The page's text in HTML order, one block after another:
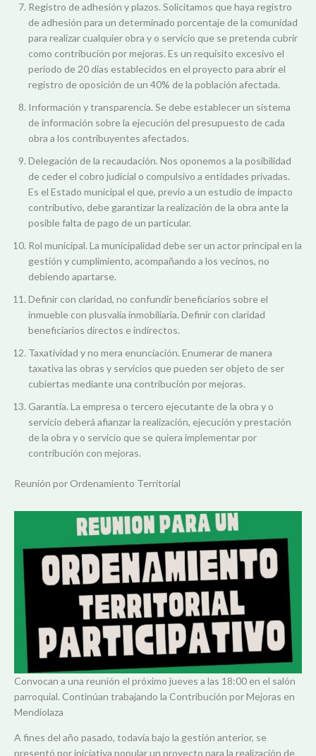
Registro de adhesión y plazos. Solicitamos que haya registro
de adhesión para un determinado porcentaje de la comunidad
para realizar cualquier obra y o servicio que se pretenda cubrir
como contribución por mejoras. Es un requisito excesivo el
periodo de 20 días establecidos en el proyecto para abrir el
registro de oposición de un 40% de la población afectada.
Información y transparencia. Se debe establecer un sistema
de información sobre la ejecución del presupuesto de cada
obra a los contribuyentes afectados.
Delegación de la recaudación. Nos oponemos a la posibilidad
de ceder el cobro judicial o compulsivo a entidades privadas.
Es el Estado municipal el que, previo a un estudio de impacto
contributivo, debe garantizar la realización de la obra ante la
posible falta de pago de un particular.
Rol municipal. La municipalidad debe ser un actor principal en la
gestión y cumplimiento, acompañando a los vecinos, no
debiendo apartarse.
Definir con claridad, no confundir beneficiarios sobre el
inmueble con plusvalía inmobiliaria. Definir con claridad
beneficiarios directos e indirectos.
Taxatividad y no mera enunciación. Enumerar de manera
taxativa las obras y servicios que pueden ser objeto de ser
cubiertas mediante una contribución por mejoras.
Garantía. La empresa o tercero ejecutante de la obra y o
servicio deberá afianzar la realización, ejecución y prestación
de la obra y o servicio que se quiera implementar por
contribución con mejoras.
Reunión por Ordenamiento Territorial
Convocan a una reunión el próximo jueves a las 18:00 en el salón
parroquial. Continúan trabajando la Contribución por Mejoras en
Mendiolaza
A fines del año pasado, todavía bajo la gestión anterior, se
presentó por iniciativa popular un proyecto para la realización de